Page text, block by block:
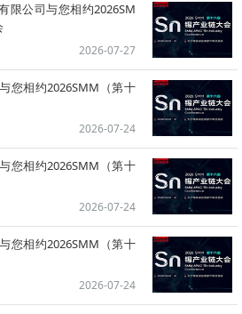
限公司与您相约2026SM
2026-07-27
您相约2026SMM（第十
2026-07-24
您相约2026SMM（第十
2026-07-24
您相约2026SMM（第十
2026-07-24